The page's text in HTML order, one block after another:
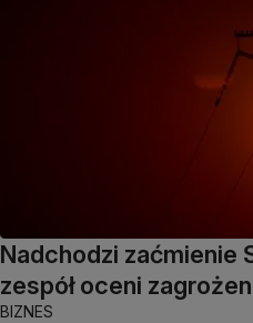
Nadchodzi zaćmienie
zespół oceni
BIZNES